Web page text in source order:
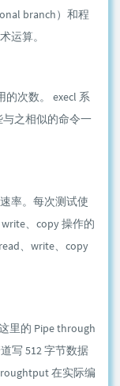
branch）和程
运算。
的次数。 execl 系
与之相似的命令一
率。每次测试使
、copy 操作的
、write、copy
里的 Pipe through
写 512 字节数据
在实际编